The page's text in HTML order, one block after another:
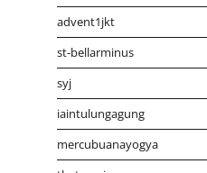
advent1jkt
st-bellarminus
syj
iaintulungagung
mercubuanayogya